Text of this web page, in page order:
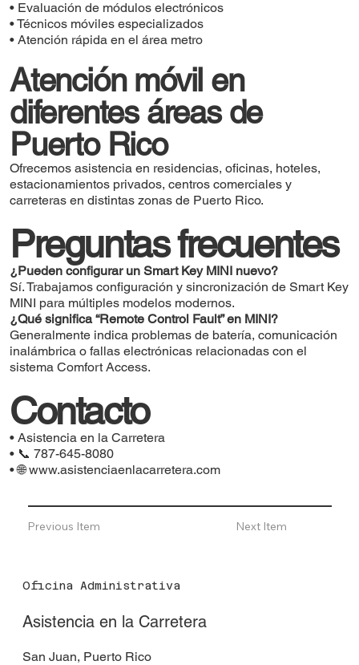
• Evaluación de módulos electrónicos
• Técnicos móviles especializados
• Atención rápida en el área metro
Atención móvil en
diferentes áreas de
Puerto Rico
Ofrecemos asistencia en residencias, oficinas, hoteles,
estacionamientos privados, centros comerciales y
carreteras en distintas zonas de Puerto Rico.
Preguntas frecuentes
¿Pueden configurar un Smart Key MINI nuevo?
Sí. Trabajamos configuración y sincronización de Smart Key
MINI para múltiples modelos modernos.
¿Qué significa “Remote Control Fault” en MINI?
Generalmente indica problemas de batería, comunicación
inalámbrica o fallas electrónicas relacionadas con el
sistema Comfort Access.
Contacto
• Asistencia en la Carretera
• 📞 787-645-8080
• 🌐www.asistenciaenlacarretera.com
Previous Item Next Item
Oficina Administrativa
Asistencia en la Carretera
San Juan, Puerto Rico